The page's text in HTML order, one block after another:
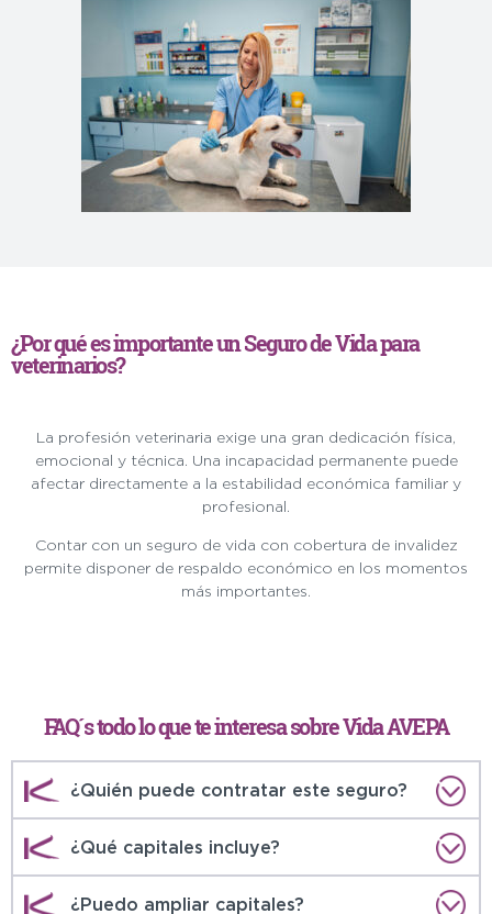
¿Por qué es importante un Seguro de Vida para
veterinarios?
La profesión veterinaria exige una gran dedicación física,
emocional y técnica. Una incapacidad permanente puede
afectar directamente a la estabilidad económica familiar y
profesional.
Contar con un seguro de vida con cobertura de invalidez
permite disponer de respaldo económico en los momentos
más importantes.
FAQ´s todo lo que te interesa sobre Vida AVEPA
¿Quién puede contratar este seguro?
¿Qué capitales incluye?
¿Puedo ampliar capitales?